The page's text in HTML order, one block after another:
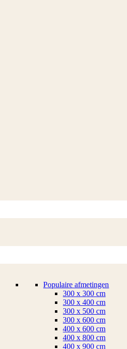
Populaire afmetingen
300 x 300 cm
300 x 400 cm
300 x 500 cm
300 x 600 cm
400 x 600 cm
400 x 800 cm
400 x 900 cm